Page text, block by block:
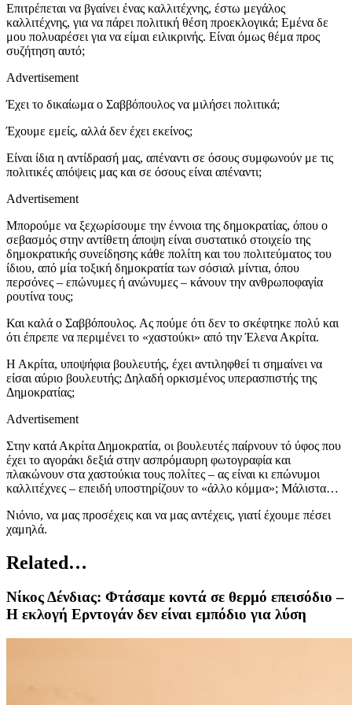
Επιτρέπεται να βγαίνει ένας καλλιτέχνης, έστω μεγάλος
καλλιτέχνης, για να πάρει πολιτική θέση προεκλογικά; Εμένα δε
μου πολυαρέσει για να είμαι ειλικρινής. Είναι όμως θέμα προς
συζήτηση αυτό;
Advertisement
Έχει το δικαίωμα o Σαββόπουλος να μιλήσει πολιτικά;
Έχουμε εμείς, αλλά δεν έχει εκείνος;
Είναι ίδια η αντίδρασή μας, απέναντι σε όσους συμφωνούν με τις
πολιτικές απόψεις μας και σε όσους είναι απέναντι;
Advertisement
Μπορούμε να ξεχωρίσουμε την έννοια της δημοκρατίας, όπου ο
σεβασμός στην αντίθετη άποψη είναι συστατικό στοιχείο της
δημοκρατικής συνείδησης κάθε πολίτη και του πολιτεύματος του
ίδιου, από μία τοξική δημοκρατία των σόσιαλ μίντια, όπου
περσόνες – επώνυμες ή ανώνυμες – κάνουν την ανθρωποφαγία
ρουτίνα τους;
Και καλά ο Σαββόπουλος. Ας πούμε ότι δεν το σκέφτηκε πολύ και
ότι έπρεπε να περιμένει το «χαστούκι» από την Έλενα Ακρίτα.
Η Ακρίτα, υποψήφια βουλευτής, έχει αντιληφθεί τι σημαίνει να
είσαι αύριο βουλευτής; Δηλαδή ορκισμένος υπερασπιστής της
Δημοκρατίας;
Advertisement
Στην κατά Ακρίτα Δημοκρατία, οι βουλευτές παίρνουν τό ύφος που
έχει το αγοράκι δεξιά στην ασπρόμαυρη φωτογραφία και
πλακώνουν στα χαστούκια τους πολίτες – ας είναι κι επώνυμοι
καλλιτέχνες – επειδή υποστηρίζουν το «άλλο κόμμα»; Μάλιστα…
Νιόνιο, να μας προσέχεις και να μας αντέχεις, γιατί έχουμε πέσει
χαμηλά.
Related…
Νίκος Δένδιας: Φτάσαμε κοντά σε θερμό επεισόδιο –
Η εκλογή Ερντογάν δεν είναι εμπόδιο για λύση